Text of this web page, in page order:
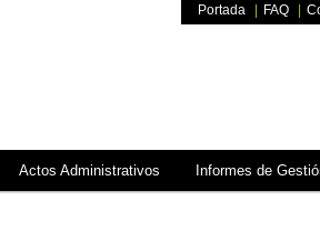
Portada FAQ
Actos Administrativos Informes de